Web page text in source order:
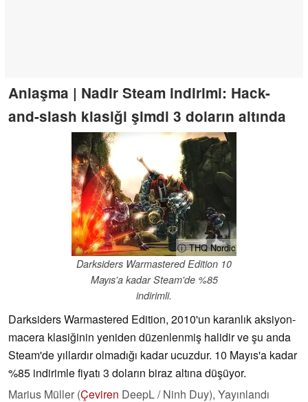
Anlaşma | Nadir Steam indirimi: Hack-
and-slash klasiği şimdi 3 doların altında
ⓘ THQ Nordic
Darksiders Warmastered Edition 10
Mayıs'a kadar Steam'de %85
indirimli.
Darksiders Warmastered Edition, 2010'un karanlık aksiyon-
macera klasiğinin yeniden düzenlenmiş halidir ve şu anda
Steam'de yıllardır olmadığı kadar ucuzdur. 10 Mayıs'a kadar
%85 indirimle fiyatı 3 doların biraz altına düşüyor.
Marius Müller (Çeviren DeepL / Ninh Duy), Yayınlandı